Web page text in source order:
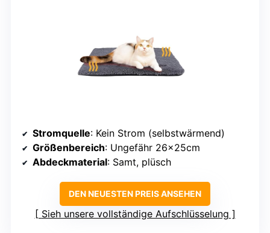
Stromquelle: Kein Strom (selbstwärmend)
Größenbereich: Ungefähr 26x25cm
Abdeckmaterial: Samt, plüsch
DEN NEUESTEN PREIS ANSEHEN
Sieh unsere vollständige Aufschlüsselung